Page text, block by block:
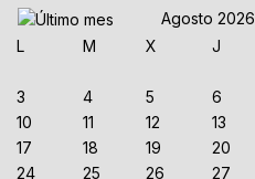
Agosto 2026
L
M X J
3
4 5 6
10
11 12 13
17
18 19 20
24
25 26 27